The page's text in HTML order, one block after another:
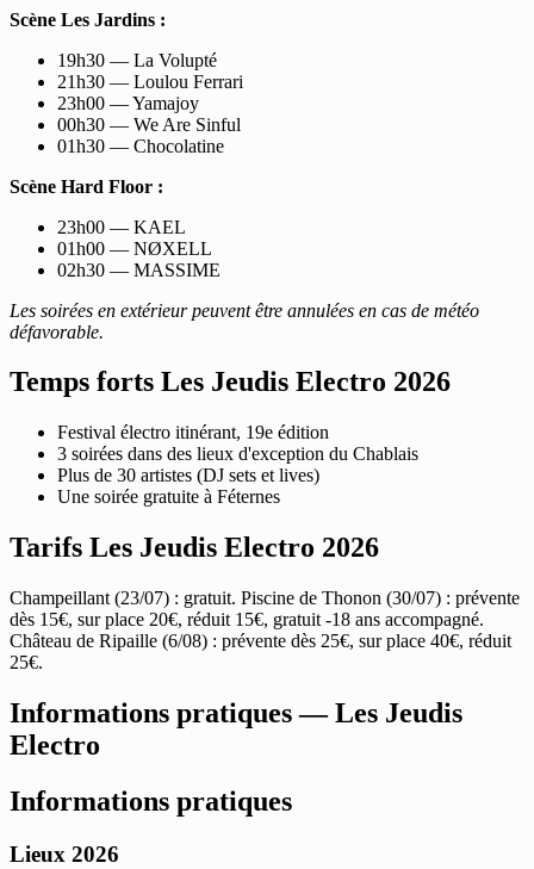
Scène Les Jardins :
19h30 — La Volupté
21h30 — Loulou Ferrari
23h00 — Yamajoy
00h30 — We Are Sinful
01h30 — Chocolatine
Scène Hard Floor :
23h00 — KAEL
01h00 — NØXELL
02h30 — MASSIME
Les soirées en extérieur peuvent être annulées en cas de météo
défavorable.
Temps forts Les Jeudis Electro 2026
Festival électro itinérant, 19e édition
3 soirées dans des lieux d'exception du Chablais
Plus de 30 artistes (DJ sets et lives)
Une soirée gratuite à Féternes
Tarifs Les Jeudis Electro 2026
Champeillant (23/07) : gratuit. Piscine de Thonon (30/07) : prévente
dès 15€, sur place 20€, réduit 15€, gratuit -18 ans accompagné.
Château de Ripaille (6/08) : prévente dès 25€, sur place 40€, réduit
25€.
Informations pratiques — Les Jeudis
Electro
Informations pratiques
Lieux 2026